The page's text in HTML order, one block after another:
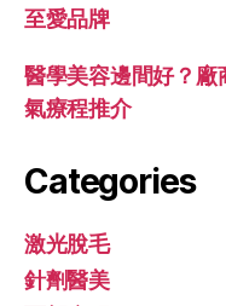
至愛品牌
醫學美容邊間好？廠
氣療程推介
Categories
激光脫毛
針劑醫美